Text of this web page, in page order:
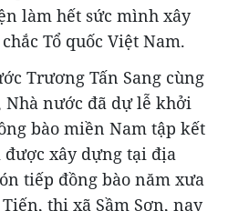
làm hết sức mình xây
Tổ quốc Việt Nam.
Trương Tấn Sang cùng
Nhà nước đã dự lễ khởi
bào miền Nam tập kết
xây dựng tại địa
tiếp đồng bào năm xưa
thị xã Sầm Sơn, nay